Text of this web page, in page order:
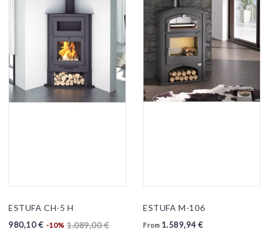
ESTUFA CH-5 H
980,10 € -10% 1.089,00 €
ESTUFA M-106
From 1.589,94 €